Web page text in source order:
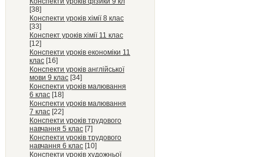
[38]
Конспекти уроків хімії 8 клас
[33]
Конспект уроків хімії 11 клас
[12]
Конспекти уроків економіки 11
клас [16]
Конспекти уроків англійської
мови 9 клас [34]
Конспекти уроків малювання
6 клас [18]
Конспекти уроків малювання
7 клас [22]
Конспекти уроків трудового
навчання 5 клас [7]
Конспекти уроків трудового
навчання 6 клас [10]
Конспекти уроків художньої